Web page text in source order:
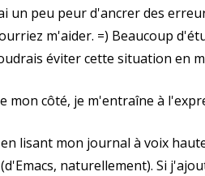
un peu peur d'ancrer des
m'aider. =) Beaucoup
éviter cette situation en
mon côté, je m'entraîne à
en lisant mon journal à voix
(d'Emacs, naturellement). Si